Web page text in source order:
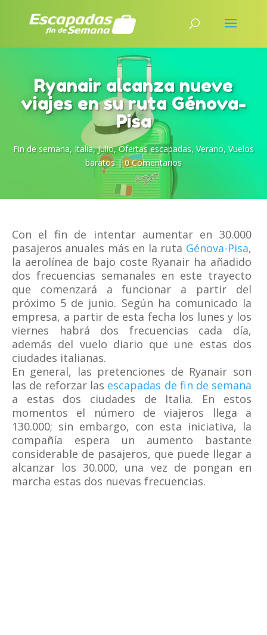
Ryanair alcanza nueve
viajes en su ruta Génova-
Pisa
Fin de semana, Italia,Julio,Ofertas escapadas, Verano, Vuelos
baratos|0 Comentarios
Con el fin de intentar aumentar en 30.000
pasajeros anuales más en la ruta Génova-Pisa,
la aerolínea de bajo coste Ryanair ha añadido
dos frecuencias semanales en este trayecto
que comenzará a funcionar a partir del
próximo 5 de junio. Según ha comunicado la
empresa, a partir de esta fecha los lunes y los
viernes habrá dos frecuencias cada día,
además del vuelo diario que une estas dos
ciudades italianas.
En general, las pretenciones de Ryanair son
las de reforzar las escapadas de fin de semana
a estas dos ciudades de Italia. En estos
momentos el número de viajeros llega a
130.000; sin embargo, con esta iniciativa, la
compañía espera un aumento bastante
considerable de pasajeros, que puede llegar a
alcanzar los 30.000, una vez de pongan en
marcha estas dos nuevas frecuencias.